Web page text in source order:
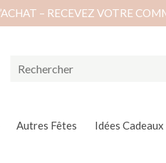
– RECEVEZ VOTRE
Autres Fêtes Idées Cadeaux